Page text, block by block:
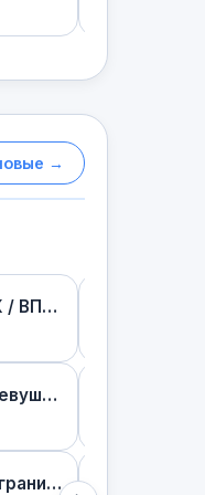
→
СЛИВ СТУДЕНТОК / ВПИСАЛИ АЛЬТУШЕК ТЕЛЕГРАММ 18+
Виртуальная ИИ девушка в телеграм
Работа хостес за границей | even group